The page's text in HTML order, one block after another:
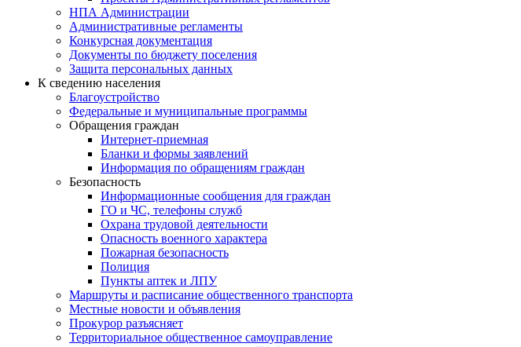
НПА Администрации
Административные регламенты
Конкурсная документация
Документы по бюджету поселения
Защита персональных данных
К сведению населения
Благоустройство
Федеральные и муниципальные программы
Обращения граждан
Интернет-приемная
Бланки и формы заявлений
Информация по обращениям граждан
Безопасность
Информационные сообщения для граждан
ГО и ЧС, телефоны служб
Охрана трудовой деятельности
Опасность военного характера
Пожарная безопасность
Полиция
Пункты аптек и ЛПУ
Маршруты и расписание общественного транспорта
Местные новости и объявления
Прокурор разъясняет
Территориальное общественное самоуправление